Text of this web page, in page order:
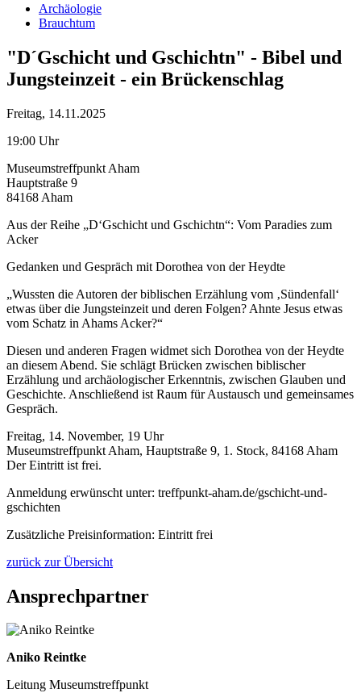
Archäologie
Brauchtum
"D´Gschicht und Gschichtn" - Bibel und
Jungsteinzeit - ein Brückenschlag
Freitag, 14.11.2025
19:00 Uhr
Museumstreffpunkt Aham
Hauptstraße 9
84168 Aham
Aus der Reihe „D‘Gschicht und Gschichtn“: Vom Paradies zum
Acker
Gedanken und Gespräch mit Dorothea von der Heydte
„Wussten die Autoren der biblischen Erzählung vom ‚Sündenfall‘
etwas über die Jungsteinzeit und deren Folgen? Ahnte Jesus etwas
vom Schatz in Ahams Acker?“
Diesen und anderen Fragen widmet sich Dorothea von der Heydte
an diesem Abend. Sie schlägt Brücken zwischen biblischer
Erzählung und archäologischer Erkenntnis, zwischen Glauben und
Geschichte. Anschließend ist Raum für Austausch und gemeinsames
Gespräch.
Freitag, 14. November, 19 Uhr
Museumstreffpunkt Aham, Hauptstraße 9, 1. Stock, 84168 Aham
Der Eintritt ist frei.
Anmeldung erwünscht unter: treffpunkt-aham.de/gschicht-und-
gschichten
Zusätzliche Preisinformation: Eintritt frei
zurück zur Übersicht
Ansprechpartner
Aniko Reintke
Leitung Museumstreffpunkt